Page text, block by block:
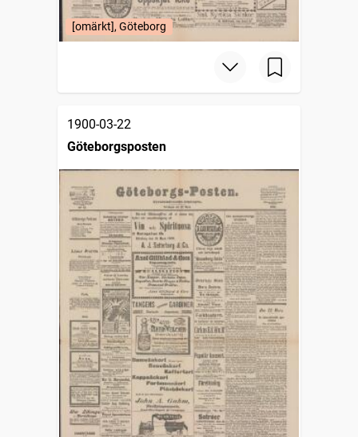
[omärkt], Göteborg
1900-03-22
Göteborgsposten